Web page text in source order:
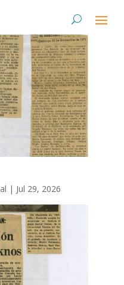
| Jul 29, 2026